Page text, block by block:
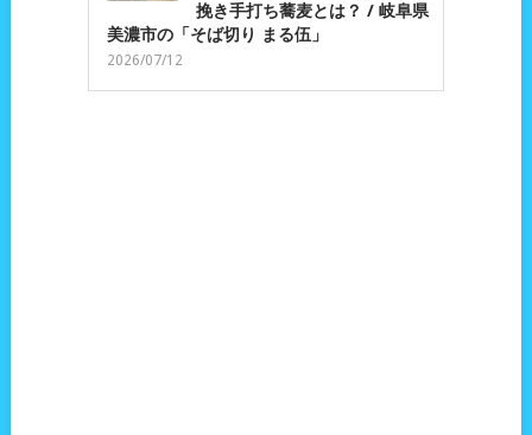
挽き手打ち蕎麦とは？ / 岐阜県
美濃市の「そば切り まる伍」
2026/07/12